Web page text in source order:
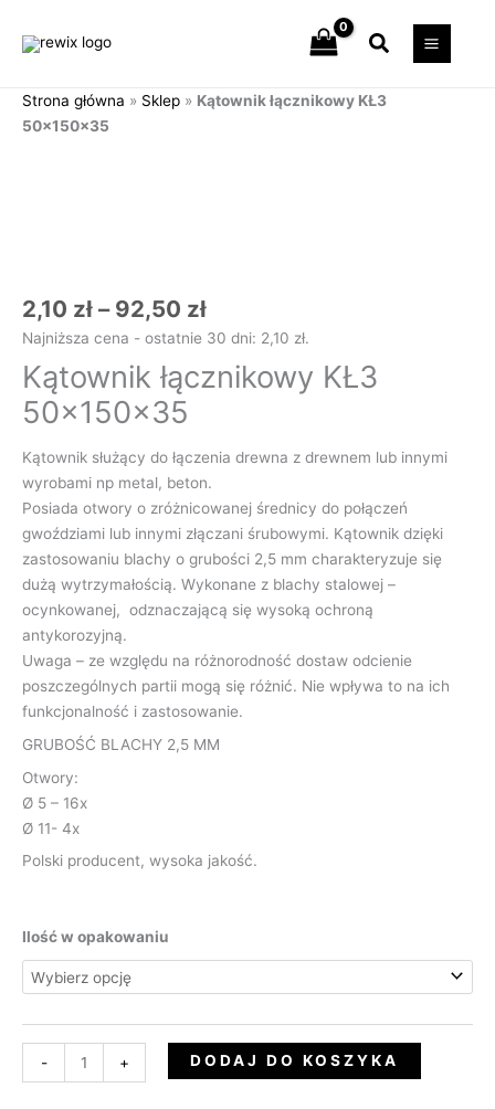
Szukaj
Strona główna » Sklep » Kątownik łącznikowy KŁ3
50x150x35
2,10 zł – 92,50 zł
Najniższa cena - ostatnie 30 dni: 2,10 zł.
Kątownik łącznikowy KŁ3
50x150x35
Kątownik służący do łączenia drewna z drewnem lub innymi
wyrobami np metal, beton.
Posiada otwory o zróżnicowanej średnicy do połączeń
gwoździami lub innymi złączani śrubowymi. Kątownik dzięki
zastosowaniu blachy o grubości 2,5 mm charakteryzuje się
dużą wytrzymałością. Wykonane z blachy stalowej –
ocynkowanej, odznaczającą się wysoką ochroną
antykorozyjną.
Uwaga – ze względu na różnorodność dostaw odcienie
poszczególnych partii mogą się różnić. Nie wpływa to na ich
funkcjonalność i zastosowanie.
GRUBOŚĆ BLACHY 2,5 MM
Otwory:
Ø 5 – 16x
Ø 11- 4x
Polski producent, wysoka jakość.
Ilość w opakowaniu
- + DODAJ DO KOSZYKA